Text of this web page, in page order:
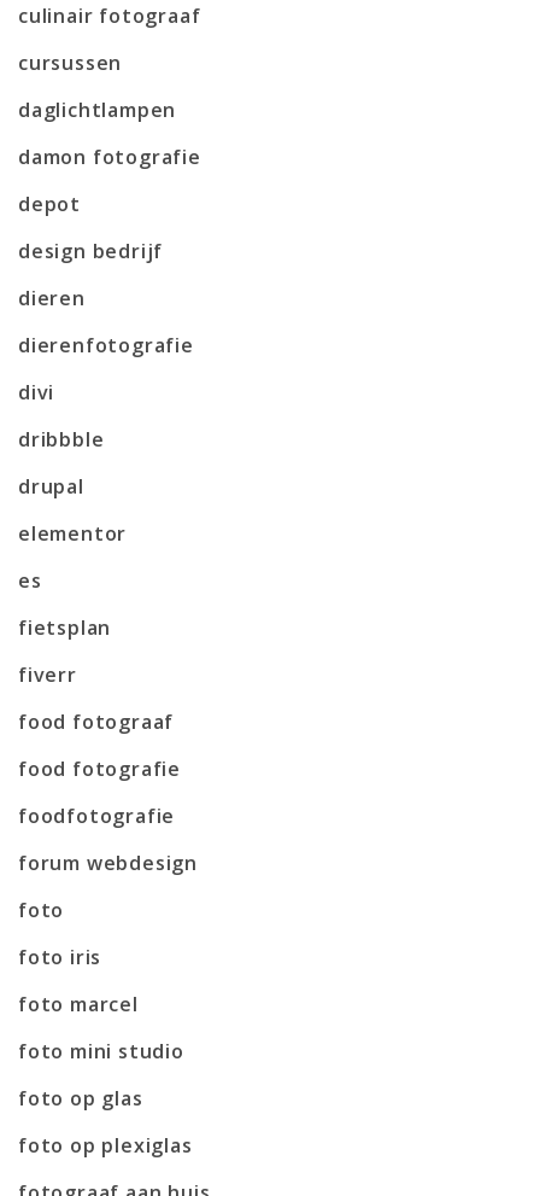
culinair fotograaf
cursussen
daglichtlampen
damon fotografie
depot
design bedrijf
dieren
dierenfotografie
divi
dribbble
drupal
elementor
es
fietsplan
fiverr
food fotograaf
food fotografie
foodfotografie
forum webdesign
foto
foto iris
foto marcel
foto mini studio
foto op glas
foto op plexiglas